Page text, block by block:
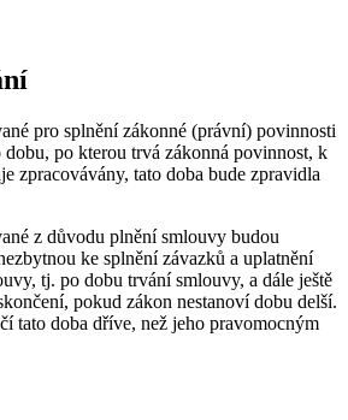
pro splnění zákonné (právní) povinnosti
po kterou trvá zákonná povinnost, k
zpracovávány, tato doba bude zpravidla
z důvodu plnění smlouvy budou
ke splnění závazků a uplatnění
tj. po dobu trvání smlouvy, a dále ještě
pokud zákon nestanoví dobu delší.
tato doba dříve, než jeho pravomocným